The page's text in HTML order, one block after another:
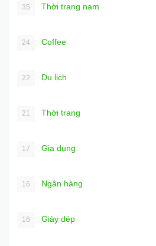
35 Thời trang nam
24 Coffee
22 Du lịch
21 Thời trang
17 Gia dụng
16 Ngân hàng
16 Giày dép